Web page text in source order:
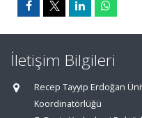
İletişim Bilgileri
Recep Tayyip Erdoğan
Koordinatörlüğü